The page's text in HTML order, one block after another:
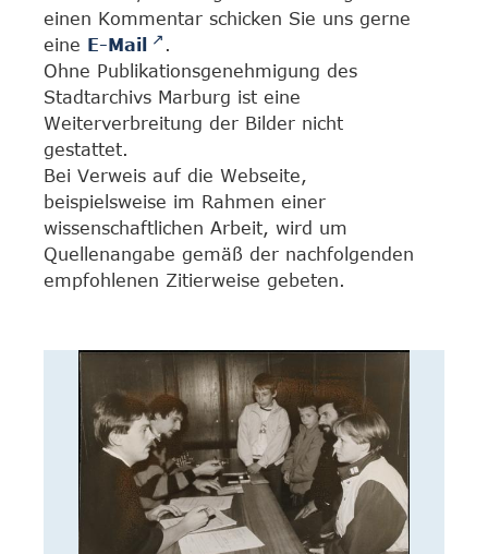
einen Kommentar schicken Sie uns gerne
eine E-Mail
.
Ohne Publikationsgenehmigung des
Stadtarchivs Marburg ist eine
Weiterverbreitung der Bilder nicht
gestattet.
Bei Verweis auf die Webseite,
beispielsweise im Rahmen einer
wissenschaftlichen Arbeit, wird um
Quellenangabe gemäß der nachfolgenden
empfohlenen Zitierweise gebeten.